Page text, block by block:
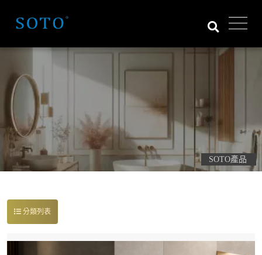
SOTO產品
分類列表